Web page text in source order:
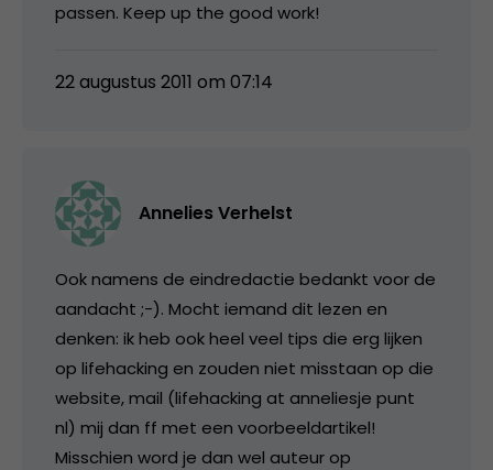
passen. Keep up the good work!
22 augustus 2011 om 07:14
Annelies Verhelst
Ook namens de eindredactie bedankt voor de
aandacht ;-). Mocht iemand dit lezen en
denken: ik heb ook heel veel tips die erg lijken
op lifehacking en zouden niet misstaan op die
website, mail (lifehacking at anneliesje punt
nl) mij dan ff met een voorbeeldartikel!
Misschien word je dan wel auteur op